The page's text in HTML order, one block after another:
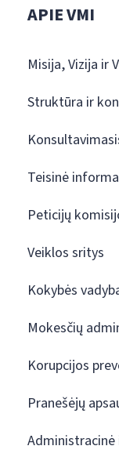
APIE VMI
Misija, Vizija ir
Struktūra ir
Teisinė
Peticijų
Veiklos sritys
Kokybės
Mokesčių
Korupcijos
Pranešėjų